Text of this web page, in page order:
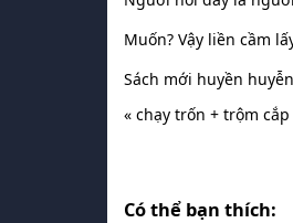
Muốn? Vậy liền cầm
Sách mới huyền
« chạy trốn + trộm
Có thể bạn thích: